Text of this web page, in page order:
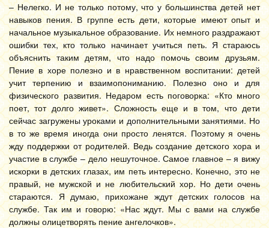
– Нелегко. И не только потому, что у большинства детей нет
навыков пения. В группе есть дети, которые имеют опыт и
начальное музыкальное образование. Их немного раздражают
ошибки тех, кто только начинает учиться петь. Я стараюсь
объяснить таким детям, что надо помочь своим друзьям.
Пение в хоре полезно и в нравственном воспитании: детей
учит терпению и взаимопониманию. Полезно оно и для
физического развития. Недаром есть поговорка: «Кто много
поет, тот долго живет». Сложность еще и в том, что дети
сейчас загружены уроками и дополнительными занятиями. Но
в то же время иногда они просто ленятся. Поэтому я очень
жду поддержки от родителей. Ведь создание детского хора и
участие в службе – дело нешуточное. Самое главное – я вижу
искорки в детских глазах, им петь интересно. Конечно, это не
правый, не мужской и не любительский хор. Но дети очень
стараются. Я думаю, прихожане ждут детских голосов на
службе. Так им и говорю: «Нас ждут. Мы с вами на службе
должны олицетворять пение ангелочков».